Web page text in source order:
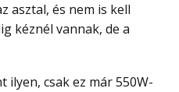
asztal, és nem is kell
kéznél vannak, de a